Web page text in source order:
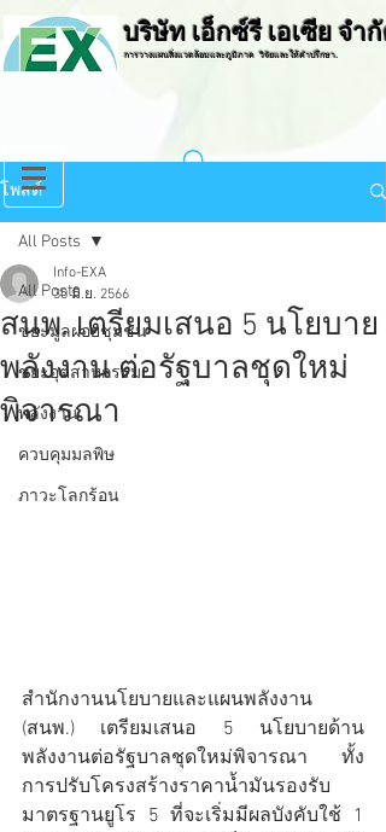
บริษัท เอ็กซ์รี เอเซีย จำกัด
การวางแผนสิ่งแวดล้อมและภูมิภาค วิจัยและให้คำปรึกษา.
โพสต์
All Posts
ขยะมูลฝอยชุมชน
ขยะอุตสาหกรรม
พลังงาน
ควบคุมมลพิษ
ภาวะโลกร้อน
All Posts
สนพ. เตรียมเสนอ 5 นโยบาย
พลังงาน ต่อรัฐบาลชุดใหม่
พิจารณา
Info-EXA
30 มิ.ย. 2566
สำนักงานนโยบายและแผนพลังงาน
(สนพ.) เตรียมเสนอ 5 นโยบายด้าน
พลังงานต่อรัฐบาลชุดใหม่พิจารณา ทั้ง
การปรับโครงสร้างราคาน้ำมันรองรับ
มาตรฐานยูโร 5 ที่จะเริ่มมีผลบังคับใช้ 1